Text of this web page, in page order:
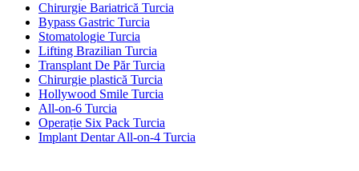
Chirurgie Bariatrică Turcia
Bypass Gastric Turcia
Stomatologie Turcia
Lifting Brazilian Turcia
Transplant De Păr Turcia
Chirurgie plastică Turcia
Hollywood Smile Turcia
All-on-6 Turcia
Operație Six Pack Turcia
Implant Dentar All-on-4 Turcia